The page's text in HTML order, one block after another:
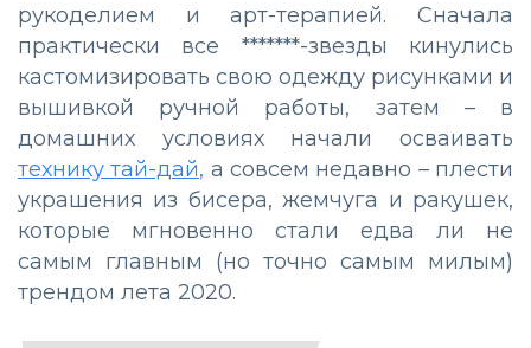
рукоделием и арт-терапией. Сначала
практически все *******-звезды кинулись
кастомизировать свою одежду рисунками и
вышивкой ручной работы, затем – в
домашних условиях начали осваивать
технику тай-дай, а совсем недавно – плести
украшения из бисера, жемчуга и ракушек,
которые мгновенно стали едва ли не
самым главным (но точно самым милым)
трендом лета 2020.